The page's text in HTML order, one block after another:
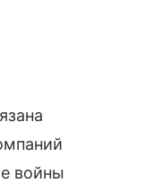
войны